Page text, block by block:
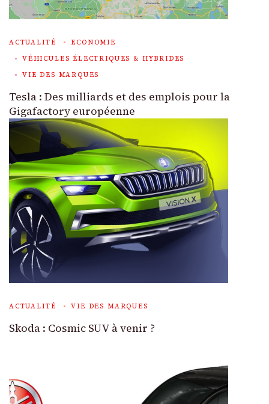
ACTUALITÉ
ECONOMIE
VÉHICULES ÉLECTRIQUES & HYBRIDES
VIE DES MARQUES
Tesla : Des milliards et des emplois pour la
Gigafactory européenne
ACTUALITÉ VIE DES MARQUES
Skoda : Cosmic SUV à venir ?